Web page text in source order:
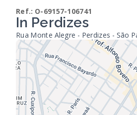
Ref.: O-69157-106741
In Perdizes
Rua Monte Alegre - Perdizes - São